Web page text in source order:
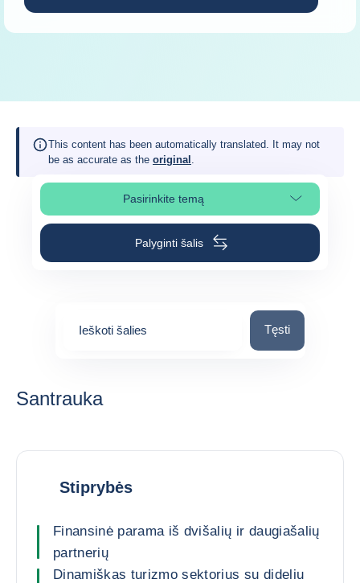
This content has been automatically translated. It may not
be as accurate as the original .
Pasirinkite temąPasirinkite puslapio skiltį
Palyginti šalis
Ieškoti šalies Ieškoti šalies
Tęsti
Santrauka
Stiprybės
Finansinė parama iš dvišalių ir daugiašalių
partnerių
Dinamiškas turizmo sektorius su dideliu